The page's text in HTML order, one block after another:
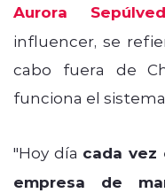
Aurora
influencer, se
cabo fuera de
funciona el
"Hoy día cada vez
empresa de